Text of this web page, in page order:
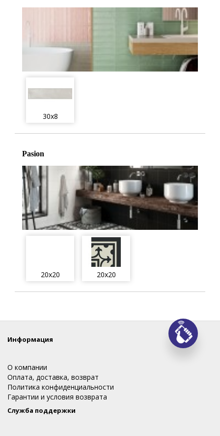
30x8
Pasion
20x20 20x20
Информация
О компании
Оплата, доставка, возврат
Политика конфиденциальности
Гарантии и условия возврата
Служба поддержки